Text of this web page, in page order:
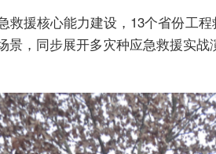
救援核心能力建设，13个省份工
，同步展开多灾种应急救援实战